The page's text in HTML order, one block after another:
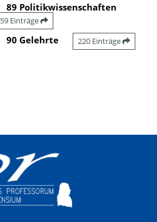
89 Politikwissenschaften
59 Einträge
90 Gelehrte 220 Einträge